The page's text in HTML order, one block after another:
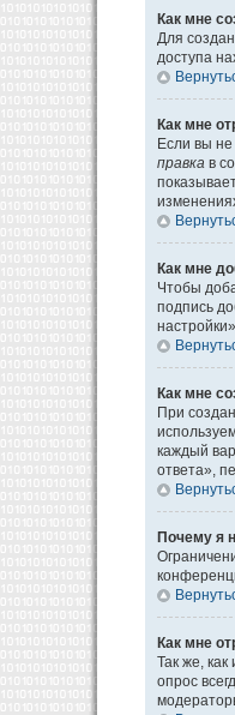
Как мне
Для
доступа
Как мне
Если вы
правка в
Как мне
Чтобы
подпись
Как мне
При
каждый
ответа»,
Почему я
Как мне
Так же,
опрос